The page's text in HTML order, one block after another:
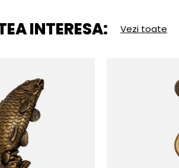
INTERESA: Vezi toate